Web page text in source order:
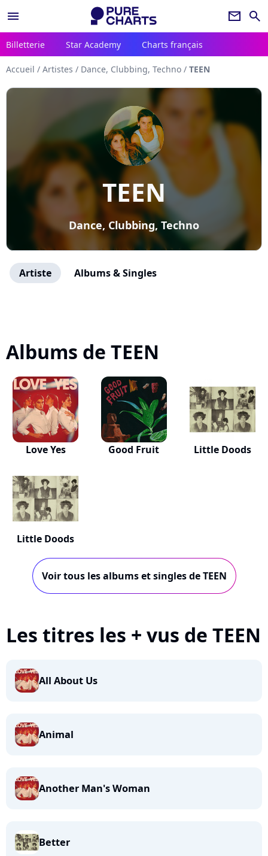
menu newsletter search
Billetterie Star Academy Charts français
Accueil / Artistes / Dance, Clubbing, Techno / TEEN
TEEN
Dance, Clubbing, Techno
Artiste Albums & Singles
Albums de TEEN
Love Yes Good Fruit Little Doods
Little Doods
Voir tous les albums et singles de TEEN
Les titres les + vus de TEEN
All About Us
Animal
Another Man's Woman
Better